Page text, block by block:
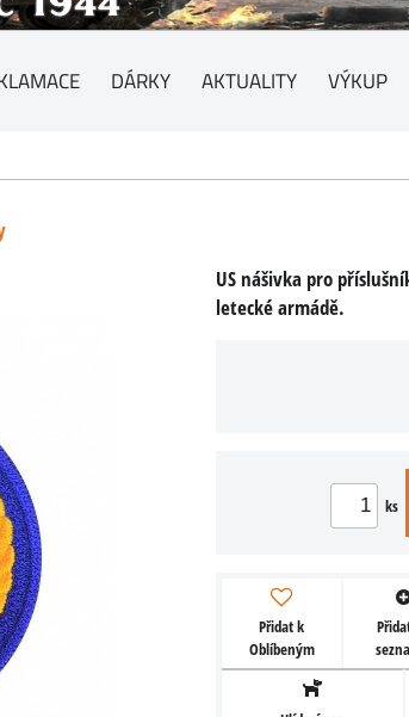
DÁRKY AKTUALITY VÝKUP
US nášivka pro
letecké armádě.
ks
Přidat k
Oblíbeným